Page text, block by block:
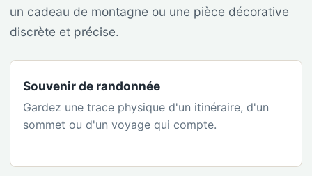
un cadeau de montagne ou une pièce décorative
discrète et précise.
Souvenir de randonnée
Gardez une trace physique d'un itinéraire, d'un
sommet ou d'un voyage qui compte.